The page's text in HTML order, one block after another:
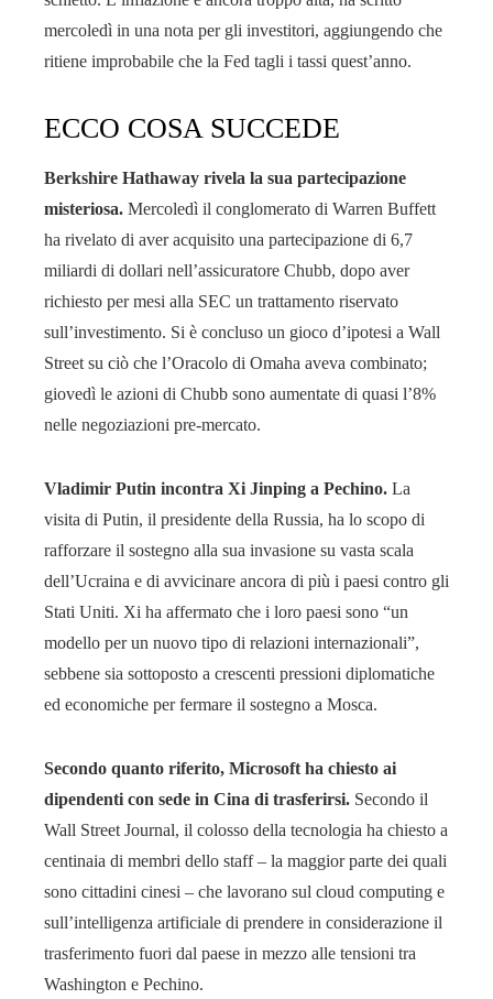
mercoledì in una nota per gli investitori, aggiungendo che
ritiene improbabile che la Fed tagli i tassi quest’anno.
ECCO COSA SUCCEDE
Berkshire Hathaway rivela la sua partecipazione
misteriosa. Mercoledì il conglomerato di Warren Buffett
ha rivelato di aver acquisito una partecipazione di 6,7
miliardi di dollari nell’assicuratore Chubb, dopo aver
richiesto per mesi alla SEC un trattamento riservato
sull’investimento. Si è concluso un gioco d’ipotesi a Wall
Street su ciò che l’Oracolo di Omaha aveva combinato;
giovedì le azioni di Chubb sono aumentate di quasi l’8%
nelle negoziazioni pre-mercato.
Vladimir Putin incontra Xi Jinping a Pechino. La
visita di Putin, il presidente della Russia, ha lo scopo di
rafforzare il sostegno alla sua invasione su vasta scala
dell’Ucraina e di avvicinare ancora di più i paesi contro gli
Stati Uniti. Xi ha affermato che i loro paesi sono “un
modello per un nuovo tipo di relazioni internazionali”,
sebbene sia sottoposto a crescenti pressioni diplomatiche
ed economiche per fermare il sostegno a Mosca.
Secondo quanto riferito, Microsoft ha chiesto ai
dipendenti con sede in Cina di trasferirsi. Secondo il
Wall Street Journal, il colosso della tecnologia ha chiesto a
centinaia di membri dello staff – la maggior parte dei quali
sono cittadini cinesi – che lavorano sul cloud computing e
sull’intelligenza artificiale di prendere in considerazione il
trasferimento fuori dal paese in mezzo alle tensioni tra
Washington e Pechino.